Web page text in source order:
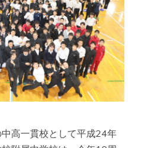
高一貫校として平成24年